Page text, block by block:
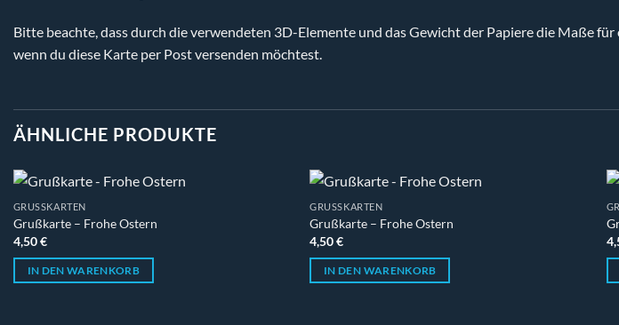
Bitte beachte, dass durch die verwendeten 3D-Elemente und das Gewicht der Papiere die Maße
wenn du diese Karte per Post versenden möchtest.
ÄHNLICHE PRODUKTE
GRUSSKARTEN
Grußkarte – Frohe Ostern
4,50€
IN DEN WARENKORB
GRUSSKARTEN
Grußkarte – Frohe Ostern
4,50€
IN DEN WARENKORB